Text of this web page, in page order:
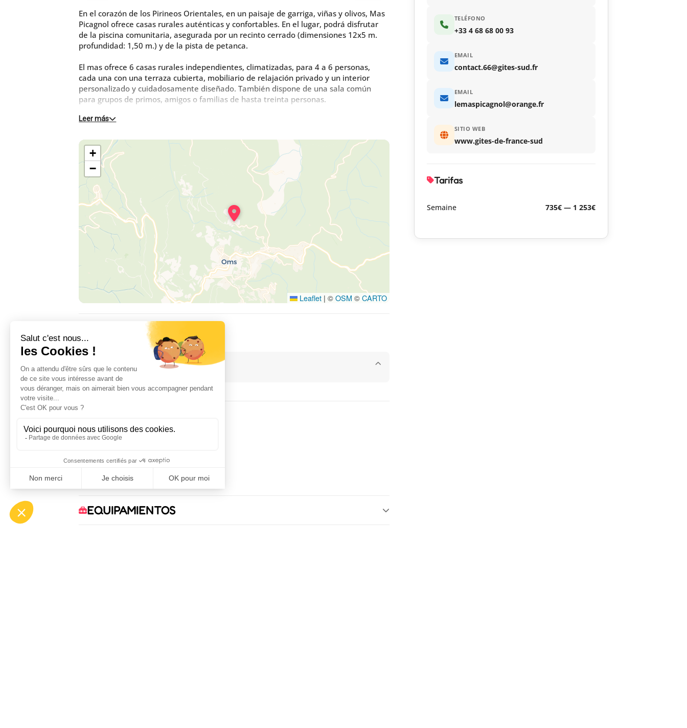
En el corazón de los Pirineos Orientales, en un paisaje de garriga, viñas y olivos, Mas
Picagnol ofrece casas rurales auténticas y confortables. En el lugar, podrá disfrutar
de la piscina comunitaria, asegurada por un recinto cerrado (dimensiones 12x5 m.
profundidad: 1,50 m.) y de la pista de petanca.
El mas ofrece 6 casas rurales independientes, climatizadas, para 4 a 6 personas,
cada una con una terraza cubierta, mobiliario de relajación privado y un interior
personalizado y cuidadosamente diseñado. También dispone de una sala común
para grupos de primos, amigos o familias de hasta treinta personas.
Casa rural de una planta con salón con cocina equipada, cuarto de ducha, wc, 2
Terraza privada sombreada de 30 m².
Servicio de limpieza, ropa de cama y toallas necesarias, a pagar in situ a los
propietarios (95 €).
Leer más
+
−
Leaflet | ©OSM ©CARTO
DISPONIBILIDAD
1 January 2026 → 31 December 2026
2
EQUIPAMIENTOS
TELÉFONO
+33 4 68 68 00 93
EMAIL
contact.66@gites-sud.fr
EMAIL
lemaspicagnol@orange.fr
SITIO WEB
www.gites-de-france-sud
Tarifas
Semaine 735€ — 1 253€